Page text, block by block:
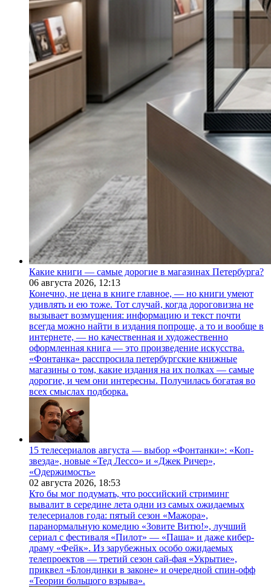
Какие книги — самые дорогие в магазинах Петербурга?
06 августа 2026, 12:13
Конечно, не цена в книге главное, — но книги умеют
удивлять и ею тоже. Тот случай, когда дороговизна не
вызывает возмущения: информацию и текст почти
всегда можно найти в издания попроще, а то и вообще в
интернете, — но качественная и художественно
оформленная книга — это произведение искусства.
«Фонтанка» расспросила петербургские книжные
магазины о том, какие издания на их полках — самые
дорогие, и чем они интересны. Получилась богатая во
всех смыслах подборка.
15 телесериалов августа — выбор «Фонтанки»: «Коп-
звезда», новые «Тед Лессо» и «Джек Ричер»,
«Одержимость»
02 августа 2026, 18:53
Кто бы мог подумать, что российский стриминг
вывалит в середине лета одни из самых ожидаемых
телесериалов года: пятый сезон «Мажора»,
паранормальную комедию «Зовите Витю!», лучший
сериал с фестиваля «Пилот» — «Паша» и даже кибер-
драму «Фейк». Из зарубежных особо ожидаемых
телепроектов — третий сезон сай-фая «Укрытие»,
приквел «Блондинки в законе» и очередной спин-офф
«Теории большого взрыва».